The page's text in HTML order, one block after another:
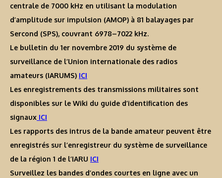
centrale de 7000 kHz en utilisant la modulation
d’amplitude sur impulsion (AMOP) à 81 balayages par
Sercond (SPS), couvrant 6978–7022 kHz.
Le bulletin du 1er novembre 2019 du système de
surveillance de l’Union internationale des radios
amateurs (IARUMS) ICI
Les enregistrements des transmissions militaires sont
disponibles sur le Wiki du guide d’identification des
signaux ICI
Les rapports des intrus de la bande amateur peuvent être
enregistrés sur l’enregistreur du système de surveillance
de la région 1 de l’IARU ICI
Surveillez les bandes d’ondes courtes en ligne avec un